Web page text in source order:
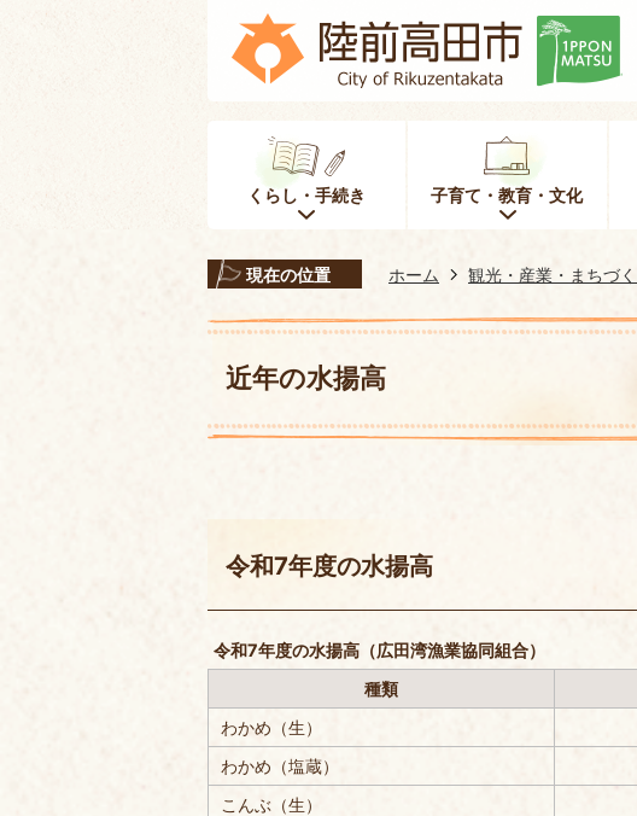
くらし・手続き 子育て・教育・文化
現在の位置 ホーム 観光・産業・まちづ
近年の水揚高
令和7年度の水揚高
令和7年度の水揚高（広田湾漁業協同組合）
種類
わかめ（生）
わかめ（塩蔵）
こんぶ（生）